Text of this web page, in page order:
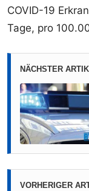
COVID-19
Tage, pro
NÄCHSTER
VORHERIGER